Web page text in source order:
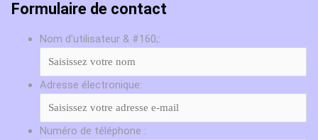
Formulaire de contact
Nom d'utilisateur & #160;:
Adresse électronique:
Numéro de téléphone :